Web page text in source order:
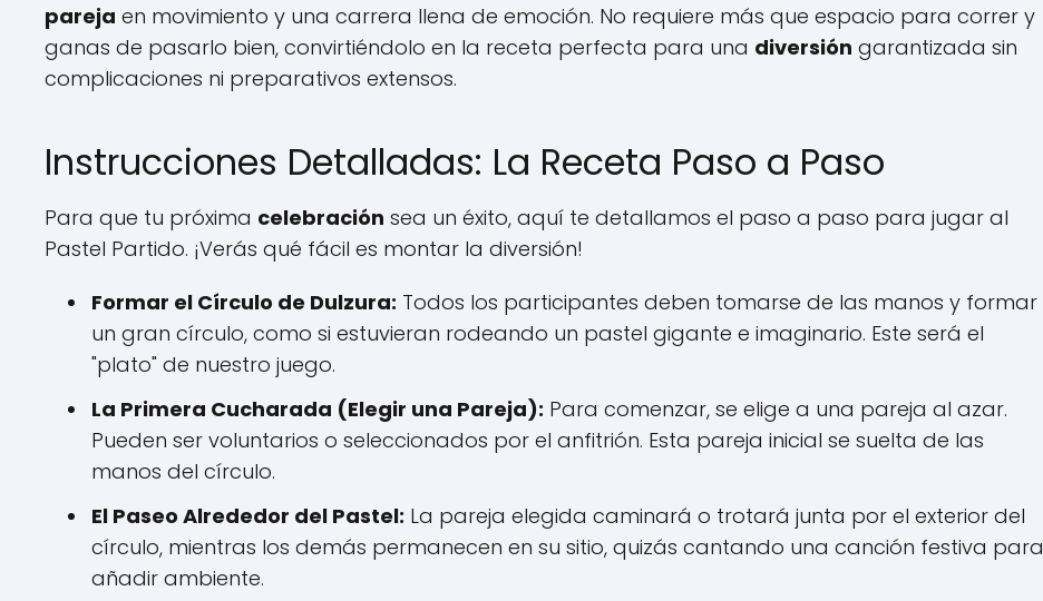
pareja en movimiento y una carrera llena de emoción. No requiere más que espacio para correr y
ganas de pasarlo bien, convirtiéndolo en la receta perfecta para una diversión garantizada sin
complicaciones ni preparativos extensos.
Instrucciones Detalladas: La Receta Paso a Paso
Para que tu próxima celebración sea un éxito, aquí te detallamos el paso a paso para jugar al
Pastel Partido. ¡Verás qué fácil es montar la diversión!
Formar el Círculo de Dulzura: Todos los participantes deben tomarse de las manos y formar
un gran círculo, como si estuvieran rodeando un pastel gigante e imaginario. Este será el
"plato" de nuestro juego.
La Primera Cucharada (Elegir una Pareja): Para comenzar, se elige a una pareja al azar.
Pueden ser voluntarios o seleccionados por el anfitrión. Esta pareja inicial se suelta de las
manos del círculo.
El Paseo Alrededor del Pastel: La pareja elegida caminará o trotará junta por el exterior del
círculo, mientras los demás permanecen en su sitio, quizás cantando una canción festiva para
añadir ambiente.